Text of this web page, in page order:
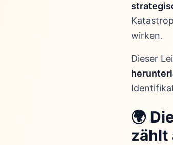
wirken.
Dieser
🌍
zählt